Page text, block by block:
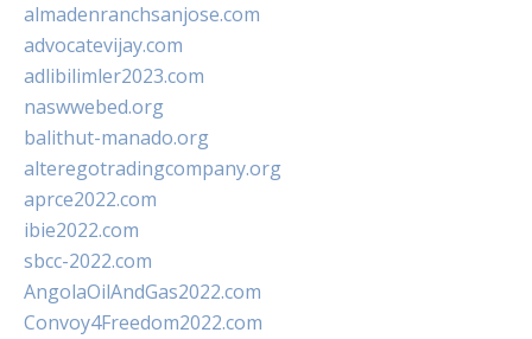
almadenranchsanjose.com
advocatevijay.com
adlibilimler2023.com
naswwebed.org
balithut-manado.org
alteregotradingcompany.org
aprce2022.com
ibie2022.com
sbcc-2022.com
AngolaOilAndGas2022.com
Convoy4Freedom2022.com